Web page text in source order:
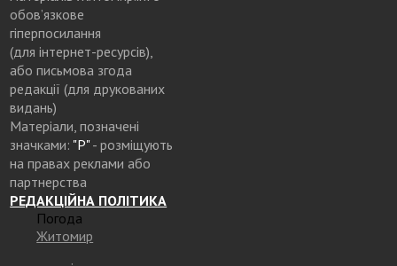
обов’язкове
гіперпосилання
(для інтернет-ресурсів),
або письмова згода
редакції (для друкованих
видань)
Матеріали, позначені
значками: "Р"- розміщують
на правах реклами або
партнерства
РЕДАКЦІЙНА ПОЛІТИКА
Погода
Житомир